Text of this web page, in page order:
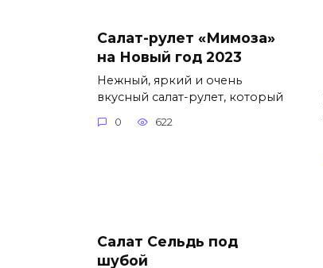
Салат-рулет «Мимоза»
на Новый год 2023
Нежный, яркий и очень
вкусный салат-рулет, который
0 622
Салат Сельдь под
шубой